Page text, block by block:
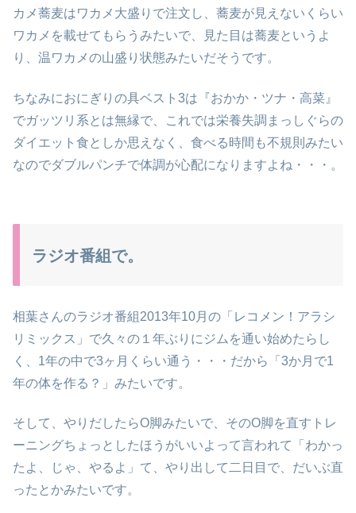
カメ蕎麦はワカメ大盛りで注文し、蕎麦が見えないくらい
ワカメを載せてもらうみたいで、見た目は蕎麦というよ
り、温ワカメの山盛り状態みたいだそうです。
ちなみにおにぎりの具ベスト3は『おかか・ツナ・高菜』
でガッツリ系とは無縁で、これでは栄養失調まっしぐらの
ダイエット食としか思えなく、食べる時間も不規則みたい
なのでダブルパンチで体調が心配になりますよね・・・。
ラジオ番組で。
相葉さんのラジオ番組2013年10月の「レコメン！アラシ
リミックス」で久々の１年ぶりにジムを通い始めたらし
く、1年の中で3ヶ月くらい通う・・・だから「3か月で1
年の体を作る？」みたいです。
そして、やりだしたらO脚みたいで、そのO脚を直すトレ
ーニングちょっとしたほうがいいよって言われて「わかっ
たよ、じゃ、やるよ」て、やり出して二日目で、だいぶ直
ったとかみたいです。